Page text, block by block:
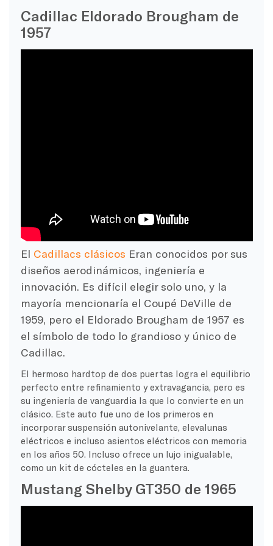
Cadillac Eldorado Brougham de
1957
El Cadillacs clásicos Eran conocidos por sus
diseños aerodinámicos, ingeniería e
innovación. Es difícil elegir solo uno, y la
mayoría mencionaría el Coupé DeVille de
1959, pero el Eldorado Brougham de 1957 es
el símbolo de todo lo grandioso y único de
Cadillac.
El hermoso hardtop de dos puertas logra el equilibrio
perfecto entre refinamiento y extravagancia, pero es
su ingeniería de vanguardia la que lo convierte en un
clásico. Este auto fue uno de los primeros en
incorporar suspensión autonivelante, elevalunas
eléctricos e incluso asientos eléctricos con memoria
en los años 50. Incluso ofrece un lujo inigualable,
como un kit de cócteles en la guantera.
Mustang Shelby GT350 de 1965